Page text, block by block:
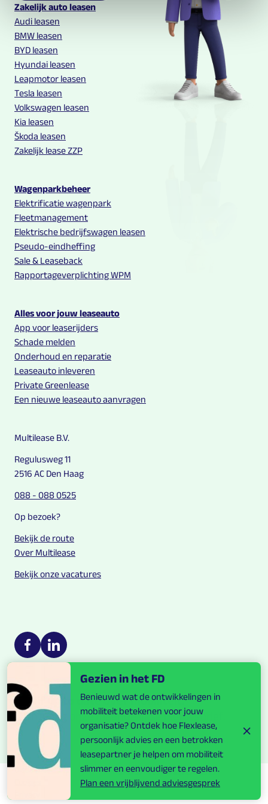
Multilease links en contact informatie
Zakelijk auto leasen
Audi leasen
BMW leasen
BYD leasen
Hyundai leasen
Leapmotor leasen
Tesla leasen
Volkswagen leasen
Kia leasen
Škoda leasen
Zakelijk lease ZZP
Wagenparkbeheer
Elektrificatie wagenpark
Fleetmanagement
Elektrische bedrijfswagen leasen
Pseudo-eindheffing
Sale & Leaseback
Rapportageverplichting WPM
Alles voor jouw leaseauto
App voor leaserijders
Schade melden
Onderhoud en reparatie
Leaseauto inleveren
Private Greenlease
Een nieuwe leaseauto aanvragen
Multilease B.V.
Regulusweg 11
2516 AC Den Haag
088 - 088 0525
Op bezoek?
Bekijk de route
Over Multilease
Bekijk onze vacatures
Multilease on social media
https://nl-nl.facebook.com/Multilease/
https://www.linkedin.com/company/multilease
Blijf up to date over mobiliteit.
Ontvang onze maandelijkse nieuwsbrief.
Disclaimer
Gezien in het FD
Benieuwd wat de ontwikkelingen in
mobiliteit betekenen voor jouw
organisatie? Ontdek hoe Flexlease,
persoonlijk advies en een betrokken
leasepartner je helpen om mobiliteit
slimmer en eenvoudiger te regelen.
Plan een vrijblijvend adviesgesprek